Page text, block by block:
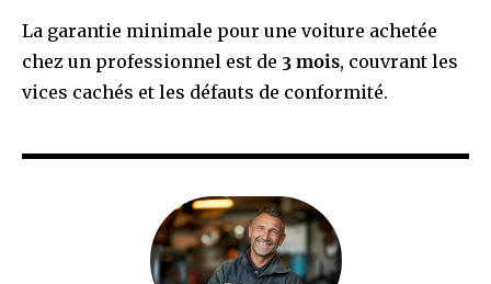
La garantie minimale pour une voiture achetée
chez un professionnel est de 3 mois, couvrant les
vices cachés et les défauts de conformité.